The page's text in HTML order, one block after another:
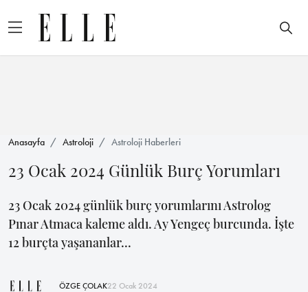
Anasayfa Astroloji Astroloji Haberleri
23 Ocak 2024 Günlük Burç Yorumları
23 Ocak 2024 günlük burç yorumlarını Astrolog
Pınar Atmaca kaleme aldı. Ay Yengeç burcunda. İşte
12 burçta yaşananlar...
ÖZGE ÇOLAK22 Ocak 2024